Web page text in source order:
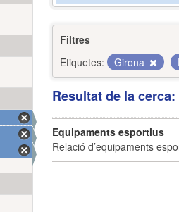
Filtres
Etiquetes:
Girona
Resultat de la
Equipaments esportius
Relació d’equipaments